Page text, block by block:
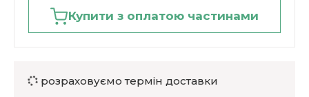
Купити з оплатою частинами
розраховуємо термін доставки